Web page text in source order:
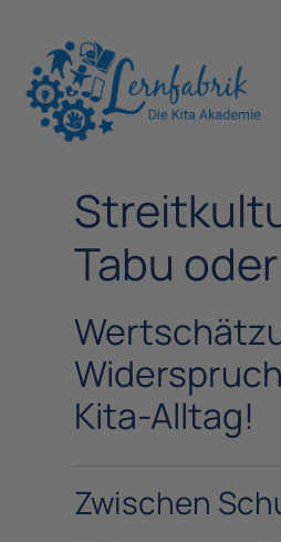
Tabu
Kita-Alltag!
Zwischen